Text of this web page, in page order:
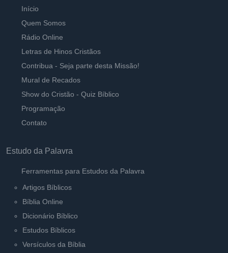
Início
Quem Somos
Rádio Online
Letras de Hinos Cristãos
Contribua - Seja parte desta Missão!
Mural de Recados
Show do Cristão - Quiz Bíblico
Programação
Contato
Estudo da Palavra
Ferramentas para Estudos da Palavra
Artigos Bíblicos
Bíblia Online
Dicionário Bíblico
Estudos Bíblicos
Versículos da Bíblia